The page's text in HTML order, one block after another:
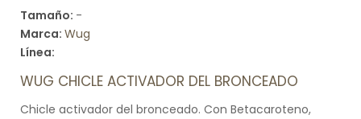
Tamaño: -
Marca: Wug
Línea:
WUG CHICLE ACTIVADOR DEL BRONCEADO
Chicle activador del bronceado. Con Betacaroteno,